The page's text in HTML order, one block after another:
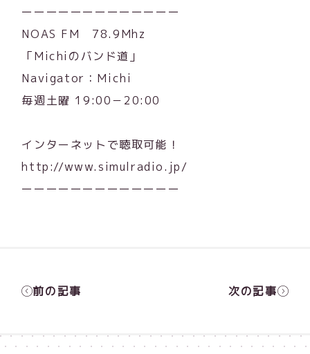
ーーーーーーーーーーーーー
NOAS FM 78.9Mhz
「Michiのバンド道」
Navigator：Michi
毎週土曜 19:00－20:00
インターネットで聴取可能！
http://www.simulradio.jp/
ーーーーーーーーーーーーー
前の記事 次の記事